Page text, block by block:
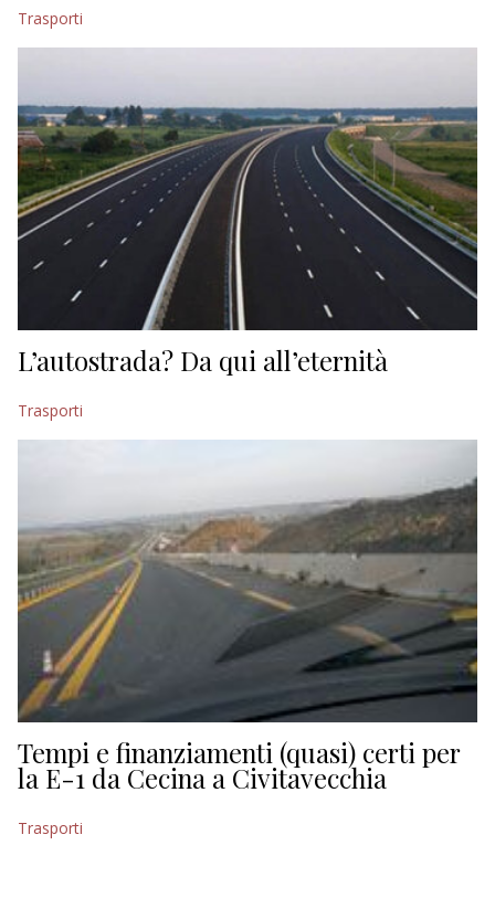
EDITORIALI
Trasporti
L’autostrada? Da qui all’eternità
Trasporti
Tempi e finanziamenti (quasi) certi per
la E-1 da Cecina a Civitavecchia
Trasporti